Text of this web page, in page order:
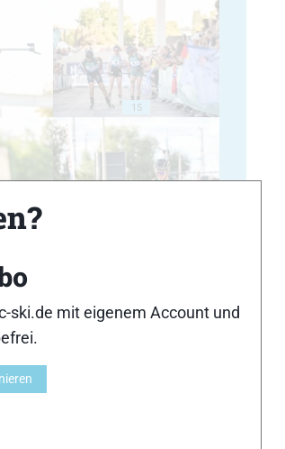
15
ski.de mit eigenem Account und